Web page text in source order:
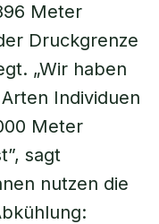
Meter
Druckgrenze
„Wir haben
Individuen
Meter
sagt
nutzen die